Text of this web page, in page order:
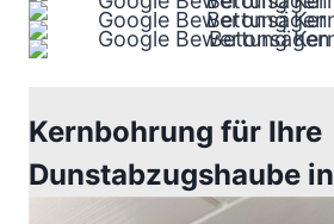
Kernbohrung für Ihre
Dunstabzugshaube